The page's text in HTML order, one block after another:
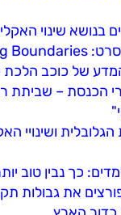
שינוי האקלים
של כוכב הלכת
הכנסת – שביתת
ושינויי
כך נבין טוב
את גבולות